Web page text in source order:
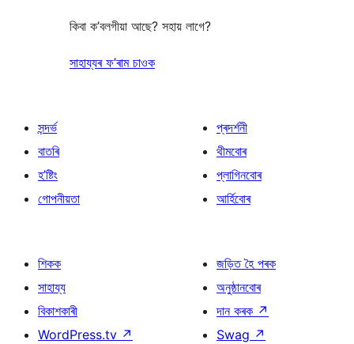
কিবা ক’বলগীয়া আছে? সহায় লাগে?
সাহায্যৰ ফ’ৰাম চাওক
সন্দৰ্ভ
বাতৰি
হ’ষ্টিং
গোপনীয়তা
প্ৰদৰ্শনী
থীমবোৰ
প্লাগিনবোৰ
আৰ্হিবোৰ
শিকক
সাহায্য
বিকাশকাৰী
WordPress.tv ↗
জড়িত হৈ পৰক
অনুষ্ঠানবোৰ
দান কৰক ↗
Swag ↗